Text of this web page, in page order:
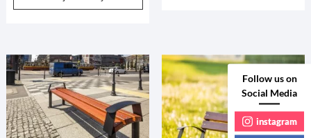
Follow us on
Social Media
instagram